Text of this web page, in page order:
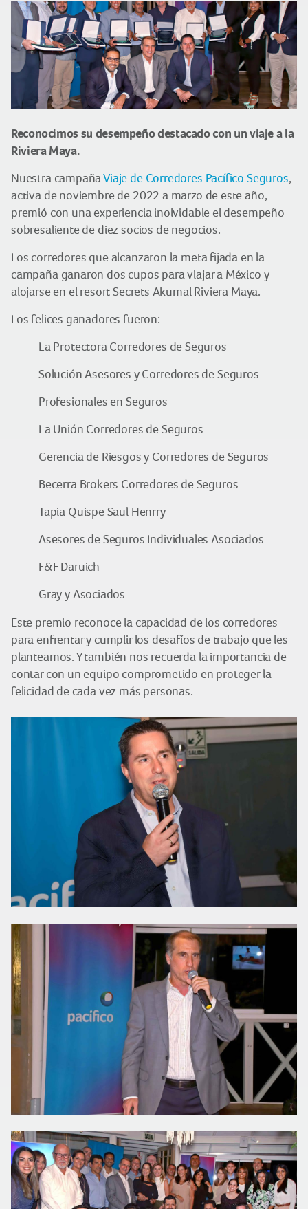
Reconocimos su desempeño destacado con un viaje a la
Riviera Maya.
Nuestra campañaViaje de Corredores Pacífico Seguros,
activa de noviembre de 2022 a marzo de este año,
premió con una experiencia inolvidable el desempeño
sobresaliente de diez socios de negocios.
Los corredores que alcanzaron la meta fijada en la
campaña ganaron dos cupos para viajar a México y
alojarse en el resort Secrets Akumal Riviera Maya.
Los felices ganadores fueron:
La Protectora Corredores de Seguros
Solución Asesores y Corredores de Seguros
Profesionales en Seguros
La Unión Corredores de Seguros
Gerencia de Riesgos y Corredores de Seguros
Becerra Brokers Corredores de Seguros
Tapia Quispe Saul Henrry
Asesores de Seguros Individuales Asociados
F&F Daruich
Gray y Asociados
Este premio reconoce la capacidad de los corredores
para enfrentar y cumplir los desafíos de trabajo que les
planteamos. Y también nos recuerda la importancia de
contar con un equipo comprometido en proteger la
felicidad de cada vez más personas.